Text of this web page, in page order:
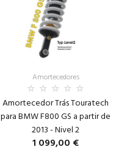
Amortecedores
Amortecedor Trás Touratech
para BMW F800 GS a partir de
2013 - Nivel 2
1 099,00 €